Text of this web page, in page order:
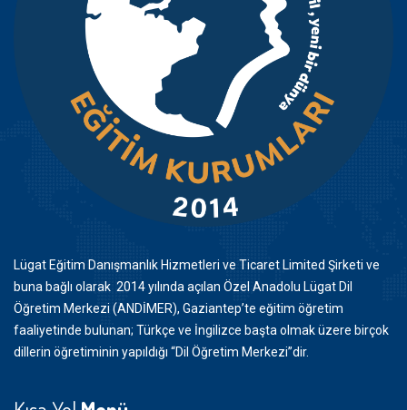
Lügat Eğitim Danışmanlık Hizmetleri ve Ticaret Limited Şirketi ve
buna bağlı olarak 2014 yılında açılan Özel Anadolu Lügat Dil
Öğretim Merkezi (ANDİMER), Gaziantep’te eğitim öğretim
faaliyetinde bulunan; Türkçe ve İngilizce başta olmak üzere birçok
dillerin öğretiminin yapıldığı “Dil Öğretim Merkezi”dir.